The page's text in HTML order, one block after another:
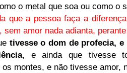
o metal que soa ou como o
que a pessoa faça a
sem amor nada adianta,
tivesse o dom de profecia, e
, e ainda que tivesse
montes, e não tivesse amor,